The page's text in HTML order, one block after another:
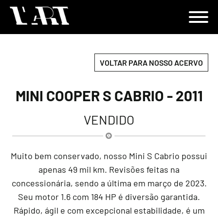
VOLTAR PARA NOSSO ACERVO
MINI COOPER S CABRIO - 2011
VENDIDO
Muito bem conservado, nosso Mini S Cabrio possui
apenas 49 mil km. Revisões feitas na
concessionária, sendo a última em março de 2023.
Seu motor 1.6 com 184 HP é diversão garantida.
Rápido, ágil e com excepcional estabilidade, é um